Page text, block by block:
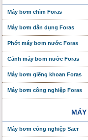
Máy bơm chìm Foras
Máy bơm dân dụng Foras
Phớt máy bơm nước Foras
Cánh máy bơm nước Foras
Máy bơm giếng khoan Foras
Máy bơm công nghiệp Foras
Máy bơm công nghiệp Saer